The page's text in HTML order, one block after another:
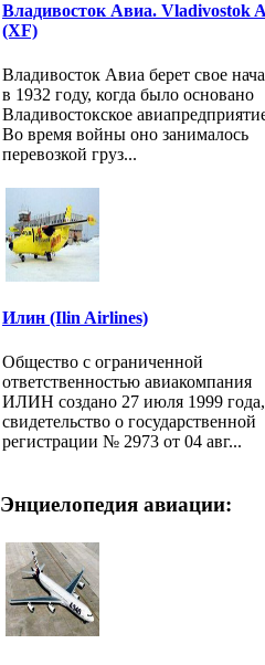
Владивосток Авиа. Vladivostok
(XF)
Владивосток Авиа берет свое
в 1932 году, когда было основано
Владивостокское
Во время войны оно занималось
перевозкой груз...
Илин (Ilin Airlines)
Общество с ограниченной
ответственностью авиакомпания
ИЛИН создано 27 июля 1999 года,
свидетельство о государственной
регистрации № 2973 от 04 авг...
Энциелопедия авиации: